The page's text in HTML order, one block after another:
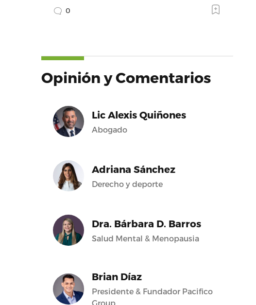
0
Opinión y Comentarios
Lic Alexis Quiñones
Abogado
Adriana Sánchez
Derecho y deporte
Dra. Bárbara D. Barros
Salud Mental & Menopausia
Brian Díaz
Presidente & Fundador Pacifico
Group